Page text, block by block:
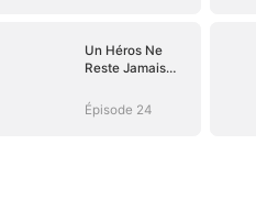
Un Héros Ne
Reste Jamais
Épisode 24